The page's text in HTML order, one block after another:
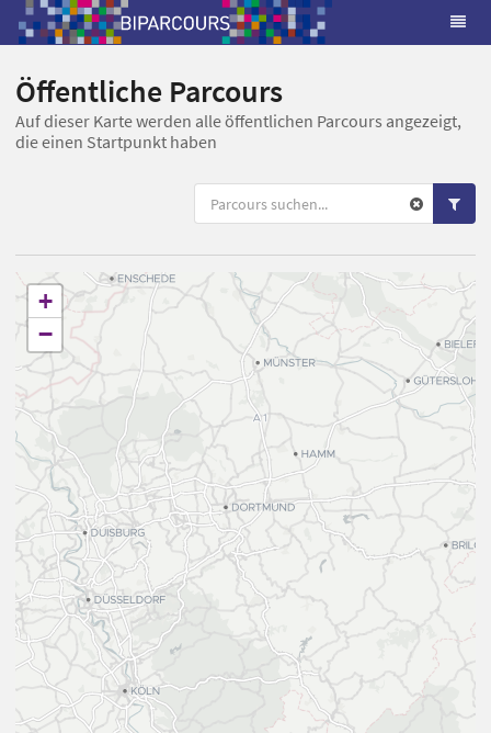
Öffentliche Parcours
Auf dieser Karte werden alle öffentlichen Parcours angezeigt,
die einen Startpunkt haben
+
−